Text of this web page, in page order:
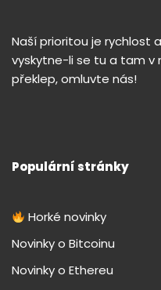
Naší prioritou je rychlost
vyskytne-li se tu a tam v
překlep, omluvte nás!
Populární stránky
Horké novinky
Novinky o Bitcoinu
Novinky o Ethereu